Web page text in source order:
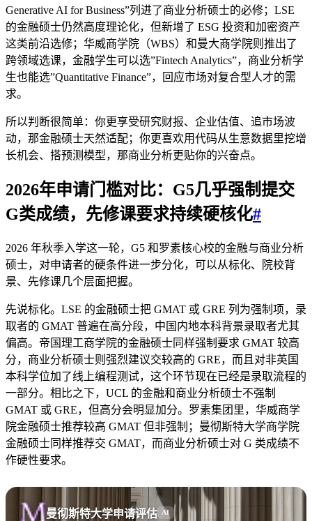
Generative AI for Business”列进了商业分析硕士的必修；LSE
的金融硕士仍然高度理论化，但新增了 ESG 投资和加密资产
这类前沿选修；华威商学院（WBS）和曼大商学院则推出了
跨领域选课，金融学生可以选”Fintech Analytics”，商业分析学
生也能选”Quantitative Finance”，回应市场对复合型人才的需
求。
所以判断很简单：你更享受研究财报、企业估值、追市场波
动，那金融硕士天然适配；你更喜欢用代码从生意数据里挖增
长机会、搭预测模型，那商业分析更贴你的兴奋点。
2026年申请门槛对比：G5几乎强制提交
G类成绩，先修课要求持续硬核化#
2026 年秋季入学这一轮，G5 和罗素核心校的金融与商业分析
硕士，对申请者的硬条件进一步分化，可以从标化、院校背
景、先修课几个层面把握。
先说标化。LSE 的金融硕士把 GMAT 或 GRE 列为强制项，录
取者的 GMAT 普遍在高分段，中国内地本科背景录取者尤其
偏高。帝国理工商学院的金融硕士同样强制要求 GMAT 较高
分，商业分析硕士则强烈建议交较高的 GRE，而且对非英国
本科学位加了线上编程测试，这个环节现在已经是录取流程的
一部分。相比之下，UCL 的金融和商业分析硕士不强制
GMAT 或 GRE，但高分会明显加分。罗素集团里，华威商学
院金融硕士推荐较高 GMAT 但非强制；曼彻斯特大学商学院
金融硕士同样推荐交 GMAT，而商业分析硕士对 G 类成绩不
作硬性要求。
曼彻斯特大学申请评估 AI